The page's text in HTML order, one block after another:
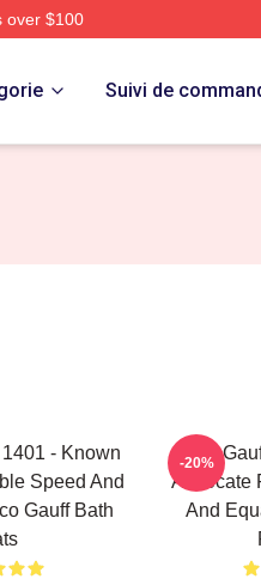
over $100
Suivi de
- Known
Speed And
Gauff Bath
Coco
Advocate
And
-20%